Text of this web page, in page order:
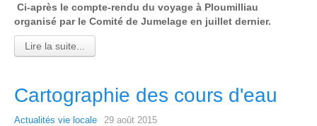
Ci-après le compte-rendu du voyage à Ploumilliau
organisé par le Comité de Jumelage en juillet dernier.
Lire la suite...
Cartographie des cours d'eau
Actualités vie locale 29 août 2015